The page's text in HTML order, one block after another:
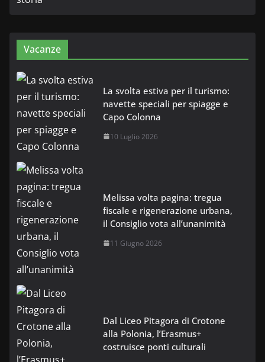
Vacanze
La svolta estiva per il turismo:
navette speciali per spiagge e
Capo Colonna
10 Luglio 2026
Melissa volta pagina: tregua
fiscale e rigenerazione urbana,
il Consiglio vota all’unanimità
11 Giugno 2026
Dal Liceo Pitagora di Crotone
alla Polonia, l’Erasmus+
costruisce ponti culturali